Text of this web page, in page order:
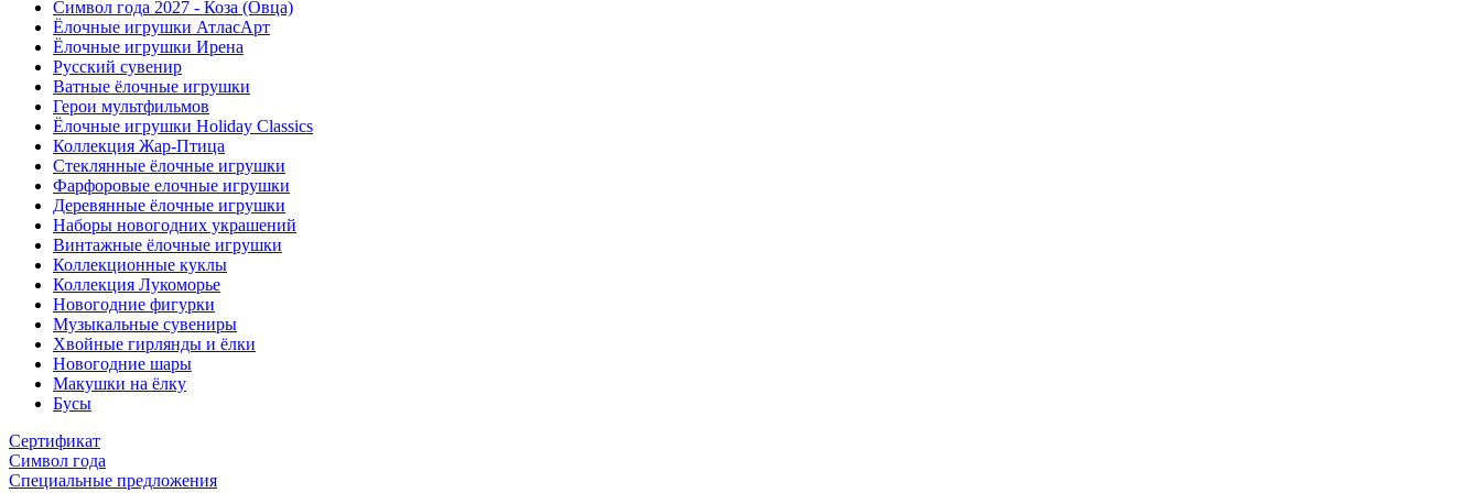
Символ года 2027 - Коза (Овца)
Ёлочные игрушки АтласАрт
Ёлочные игрушки Ирена
Русский сувенир
Ватные ёлочные игрушки
Герои мультфильмов
Ёлочные игрушки Holiday Classics
Коллекция Жар-Птица
Стеклянные ёлочные игрушки
Фарфоровые елочные игрушки
Деревянные ёлочные игрушки
Наборы новогодних украшений
Винтажные ёлочные игрушки
Коллекционные куклы
Коллекция Лукоморье
Новогодние фигурки
Музыкальные сувениры
Хвойные гирлянды и ёлки
Новогодние шары
Макушки на ёлку
Бусы
Сертификат
Символ года
Специальные предложения